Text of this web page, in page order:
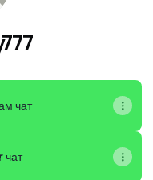
чат
чат